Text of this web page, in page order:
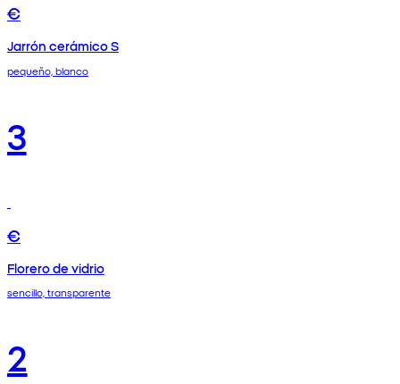
€
Jarrón cerámico S
pequeño, blanco
3
€
Florero de vidrio
sencillo, transparente
2